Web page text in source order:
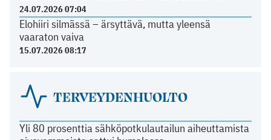
24.07.2026 07:04
Elohiiri silmässä – ärsyttävä, mutta yleensä
vaaraton vaiva
15.07.2026 08:17
TERVEYDENHUOLTO
Yli 80 prosenttia sähköpotkulautailun aiheuttamista